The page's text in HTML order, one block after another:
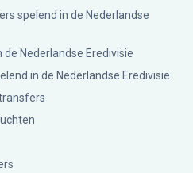
spelend in de Nederlandse
Nederlandse Eredivisie
in de Nederlandse Eredivisie